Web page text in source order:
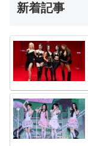
新着記事